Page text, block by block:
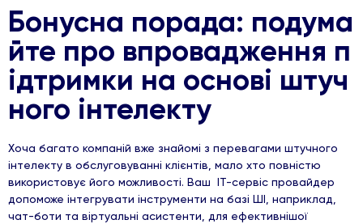
Бонусна порада: подума
йте про впровадження п
ідтримки на основі штуч
ного інтелекту
Хоча багато компаній вже знайомі з перевагами штучного
інтелекту в обслуговуванні клієнтів, мало хто повністю
використовує його можливості. Ваш ІТ-сервіс провайдер
допоможе інтегрувати інструменти на базі ШІ, наприклад,
чат-боти та віртуальні асистенти, для ефективнішої